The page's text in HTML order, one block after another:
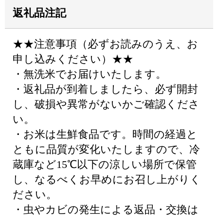
返礼品注記
★★注意事項（必ずお読みのうえ、お
申し込みください）★★
・無洗米でお届けいたします。
・返礼品が到着しましたら、必ず開封
し、破損や異常がないかご確認くださ
い。
・お米は生鮮食品です。時間の経過と
ともに品質が変化いたしますので、冷
蔵庫など15℃以下の涼しい場所で保管
し、なるべくお早めにお召し上がりく
ださい。
・虫やカビの発生による返品・交換は